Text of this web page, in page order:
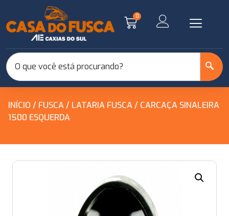
0
INÍCIO / FUSCA/ LATARIA FUSCA/ CARCAÇA SINALEIRA
1500 ESQUERDA